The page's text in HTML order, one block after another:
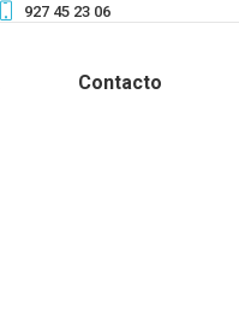
927 45 23 06
Contacto